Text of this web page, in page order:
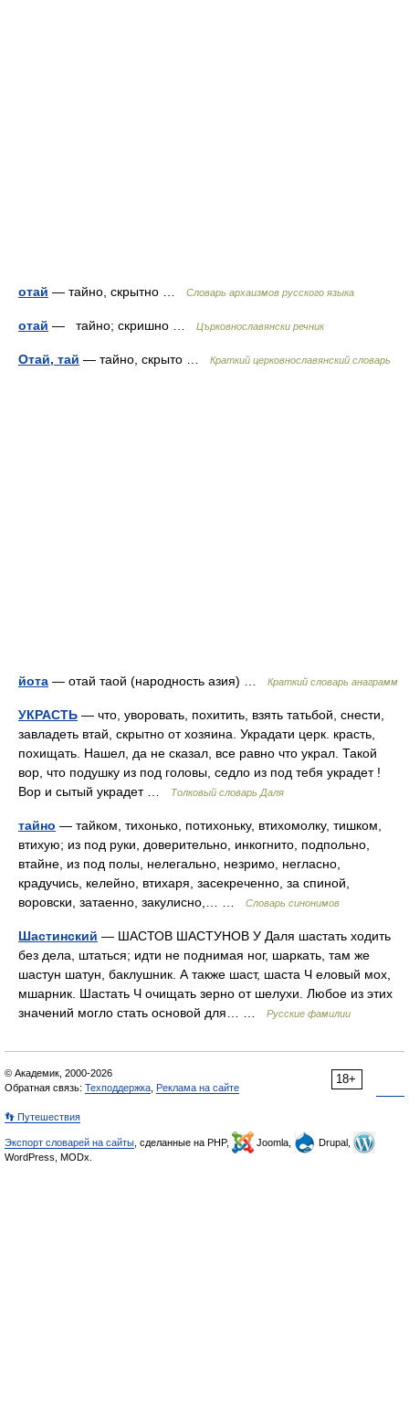
отай — тайно, скрытно … Cловарь архаизмов русского языка
отай — тайно; скришно … Църковнославянски речник
Отай, тай — тайно, скрыто … Краткий церковнославянский словарь
йота — отай таой (народность азия) … Краткий словарь анаграмм
УКРАСТЬ — что, уворовать, похитить, взять татьбой, снести,
завладеть втай, скрытно от хозяина. Украдати церк. красть,
похищать. Нашел, да не сказал, все равно что украл. Такой
вор, что подушку из под головы, седло из под тебя украдет !
Вор и сытый украдет …
Толковый словарь Даля
тайно — тайком, тихонько, потихоньку, втихомолку, тишком,
втихую; из под руки, доверительно, инкогнито, подпольно,
втайне, из под полы, нелегально, незримо, негласно,
крадучись, келейно, втихаря, засекреченно, за спиной,
воровски, затаенно, закулисно,… …
Словарь синонимов
Шастинский — ШАСТОВ ШАСТУНОВ У Даля шастать ходить
без дела, штаться; идти не поднимая ног, шаркать, там же
шастун шатун, баклушник. А также шаст, шаста Ч еловый мох,
мшарник. Шастать Ч очищать зерно от шелухи. Любое из этих
значений могло стать основой для… …
Русские фамилии
18+
© Академик, 2000-2026
Обратная связь: Техподдержка Реклама на сайте
👣 Путешествия
Экспорт словарей на сайты , сделанные на PHP, Joomla,
Drupal,
WordPress, MODx.